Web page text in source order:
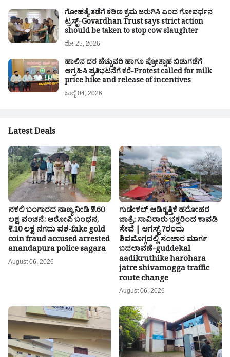
ಗೋಹತ್ಯೆ ತಡೆಗೆ ಕಠಿಣ ಕ್ರಮ ಜರುಗಿಸಿ ಎಂದ ಗೋವರ್ಧನ
ಟ್ರಸ್ಟ್-Govardhan Trust says strict action
should be taken to stop cow slaughter
ಮೇ 25, 2026
ಹಾಲಿನ ದರ ಹೆಚ್ಚುವರಿ ಹಾಗೂ ಪ್ರೋತ್ಸಾಹ ಬಿಡುಗಡೆಗೆ
ಆಗ್ರಹಿಸಿ ಪ್ರತಿಭಟನೆಗೆ ಕರೆ-Protest called for milk
price hike and release of incentives
ಜುಲೈ 04, 2026
Latest Deals
ನಕಲಿ ಬಂಗಾರದ ನಾಣ್ಯ ನೀಡಿ ₹9.60
ಲಕ್ಷ ವಂಚನೆ: ಆರೋಪಿ ಬಂಧನ,
₹7.10 ಲಕ್ಷ ನಗದು ವಶ-fake gold
coin fraud accused arrested
anandapura police sagara
August 06, 2026
ಗುಡೇಕಲ್ ಆಡಿಕೃತ್ತಿಕೆ ಹರೋಹರ
ಜಾತ್ರೆ: ಸಾವಿರಾರು ಭಕ್ತರಿಂದ ಕಾವಡಿ
ಸೇವೆ | ಆಗಸ್ಟ್ 7ರಂದು
ಶಿವಮೊಗ್ಗದಲ್ಲಿ ಸಂಚಾರ ಮಾರ್ಗ
ಬದಲಾವಣೆ-guddekal
aadikruthike harohara
jatre shivamogga traffic
route change
August 06, 2026